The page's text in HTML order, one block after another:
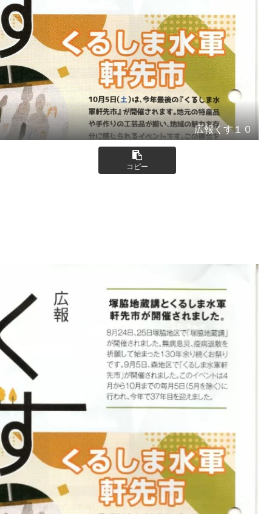
広報くす１０
コピー